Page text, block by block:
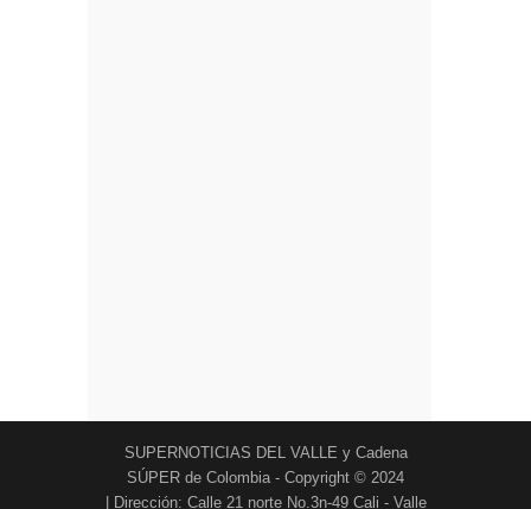
SUPERNOTICIAS DEL VALLE y Cadena
SÚPER de Colombia - Copyright © 2024
| Dirección: Calle 21 norte No.3n-49 Cali - Valle